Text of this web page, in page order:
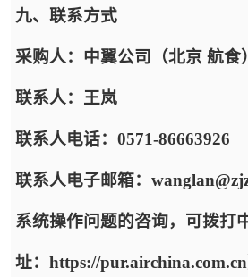
九、联系方式
采购人：中翼公司（北京 航
联系人：王岚
联系人电话：0571-86663926
联系人电子邮箱：
系统操作问题的咨询，可拨打
址：https://pur.airchina.com.cn